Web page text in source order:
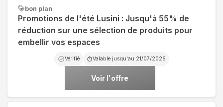
bon plan
Promotions de l'été Lusini : Jusqu'à 55% de
réduction sur une sélection de produits pour
embellir vos espaces
Vérifié Valable jusqu'au 21/07/2026
Voir l'offre